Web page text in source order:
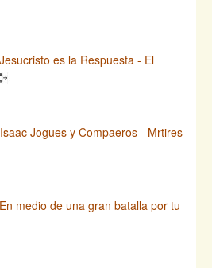
Jesucristo es la Respuesta - El
Jogues y Compaeros - Mrtires
En medio de una gran batalla por tu